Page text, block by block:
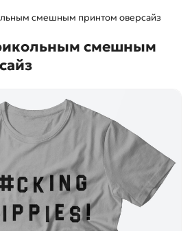
смешным принтом оверсайз
смешным